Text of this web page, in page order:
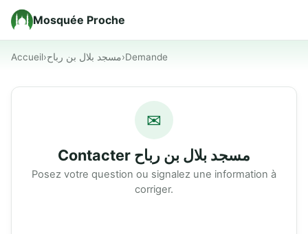
Mosquée Proche
Accueil›مسجد بلال بن رباح›Demande
✉
Contacter مسجد بلال بن رباح
Posez votre question ou signalez une information à
corriger.